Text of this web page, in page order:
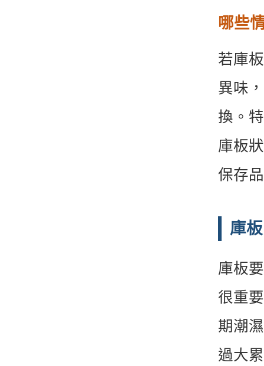
哪些
若庫
異味
換。
庫板
保存
庫
庫板
很重
期潮
過大